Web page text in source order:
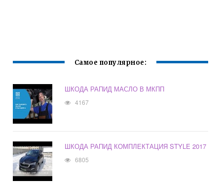
Самое популярное:
ШКОДА РАПИД МАСЛО В МКПП
4167
ШКОДА РАПИД КОМПЛЕКТАЦИЯ STYLE 2017
6805